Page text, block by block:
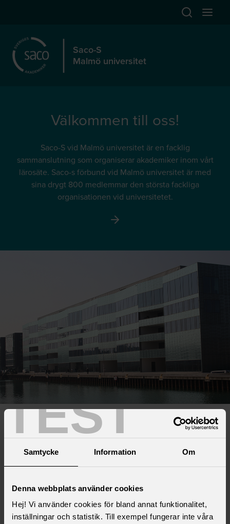
TEST
Samtycke Information Om
Denna webbplats använder cookies
Hej! Vi använder cookies för bland annat funktionalitet,
inställningar och statistik. Till exempel fungerar inte våra
Öppna
Saco-S
Malmö universitet
Välkommen till oss!
Saco-S vid Malmö universitet är en facklig
sammanslutning som organiserar akademiker inom vårt
lärosäte. Saco-s förbund vid Malmö universitet är med
sina drygt 800 medlemmar den största fackliga
organisationen vid universitetet.
Faktiskt.nu